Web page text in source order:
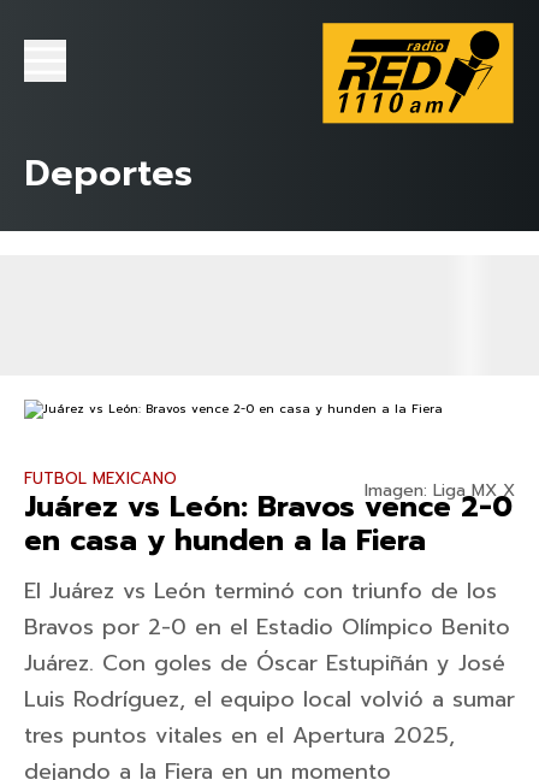
Deportes
Imagen: Liga MX X
FUTBOL MEXICANO
Juárez vs León: Bravos vence 2-0
en casa y hunden a la Fiera
El Juárez vs León terminó con triunfo de los
Bravos por 2-0 en el Estadio Olímpico Benito
Juárez. Con goles de Óscar Estupiñán y José
Luis Rodríguez, el equipo local volvió a sumar
tres puntos vitales en el Apertura 2025,
dejando a la Fiera en un momento